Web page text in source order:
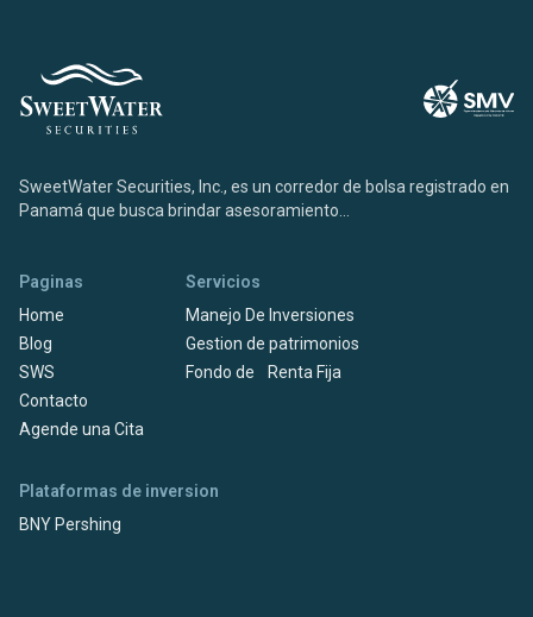
SweetWater Securities, Inc., es un corredor de bolsa registrado en
Panamá que busca brindar asesoramiento...
Paginas
Home
Blog
SWS
Contacto
Agende una Cita
Servicios
Manejo De Inversiones
Gestion de patrimonios
Fondo de Renta Fija
Plataformas de inversion
BNY Pershing